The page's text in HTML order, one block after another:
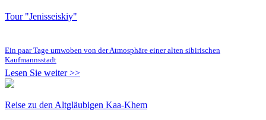
Tour "Jenisseiskiy"
Ein paar Tage umwoben von der Atmosphäre einer alten sibirischen
Kaufmannsstadt
Lesen Sie weiter >>
Reise zu den Altgläubigen Kaa-Khem